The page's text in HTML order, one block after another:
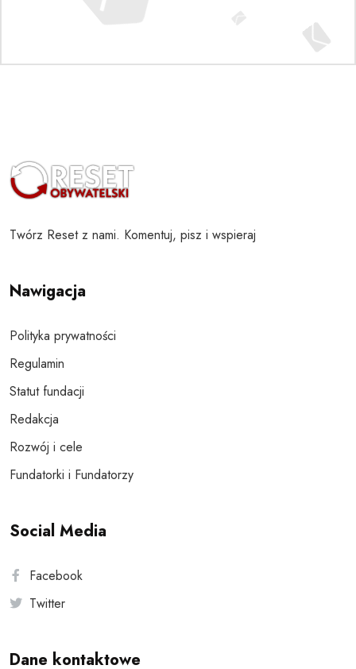
Twórz Reset z nami. Komentuj, pisz i wspieraj
Nawigacja
Polityka prywatności
Regulamin
Statut fundacji
Redakcja
Rozwój i cele
Fundatorki i Fundatorzy
Social Media
Facebook
Twitter
Dane kontaktowe